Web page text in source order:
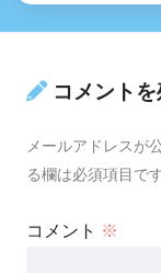
コメント
メールアドレスが
る欄は必須項目で
コメント ※